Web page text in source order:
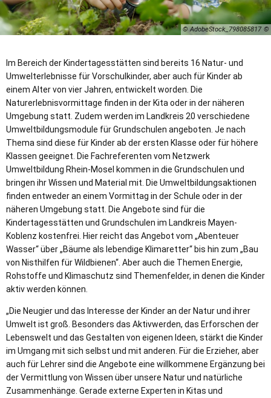
© AdobeStock_798085817
Im Bereich der Kindertagesstätten sind bereits 16 Natur- und
Umwelterlebnisse für Vorschulkinder, aber auch für Kinder ab
einem Alter von vier Jahren, entwickelt worden. Die
Naturerlebnisvormittage finden in der Kita oder in der näheren
Umgebung statt. Zudem werden im Landkreis 20 verschiedene
Umweltbildungsmodule für Grundschulen angeboten. Je nach
Thema sind diese für Kinder ab der ersten Klasse oder für höhere
Klassen geeignet. Die Fachreferenten vom Netzwerk
Umweltbildung Rhein-Mosel kommen in die Grundschulen und
bringen ihr Wissen und Material mit. Die Umweltbildungsaktionen
finden entweder an einem Vormittag in der Schule oder in der
näheren Umgebung statt. Die Angebote sind für die
Kindertagesstätten und Grundschulen im Landkreis Mayen-
Koblenz kostenfrei. Hier reicht das Angebot vom „Abenteuer
Wasser“ über „Bäume als lebendige Klimaretter“ bis hin zum „Bau
von Nisthilfen für Wildbienen“. Aber auch die Themen Energie,
Rohstoffe und Klimaschutz sind Themenfelder, in denen die Kinder
aktiv werden können.
„Die Neugier und das Interesse der Kinder an der Natur und ihrer
Umwelt ist groß. Besonders das Aktivwerden, das Erforschen der
Lebenswelt und das Gestalten von eigenen Ideen, stärkt die Kinder
im Umgang mit sich selbst und mit anderen. Für die Erzieher, aber
auch für Lehrer sind die Angebote eine willkommene Ergänzung bei
der Vermittlung von Wissen über unsere Natur und natürliche
Zusammenhänge. Gerade externe Experten in Kitas und